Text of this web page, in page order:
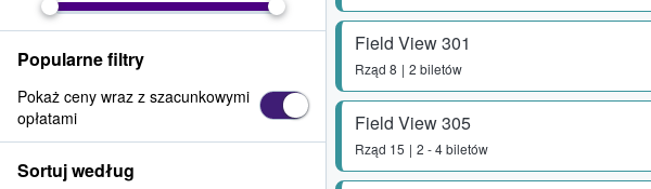
Field View 301
Rząd 8 2 biletów
Field View 305
Rząd 15 2 - 4 biletów
Popularne filtry
Pokaż ceny wraz z szacunkowymi
opłatami
Sortuj według